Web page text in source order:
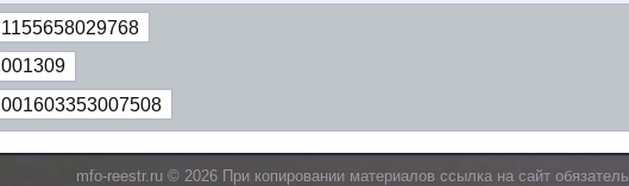
1155658029768
001309
001603353007508
mfo-reestr.ru © 2026 При копировании материалов ссылка на сайт